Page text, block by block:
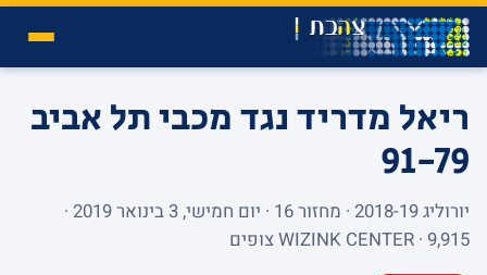
ריאל מדריד נגד מכבי תל אביב
91-79
יורוליג 2018-19 · מחזור 16 · יום חמישי, 3 בינואר 2019 ·
WIZINK CENTER · 9,915 צופים